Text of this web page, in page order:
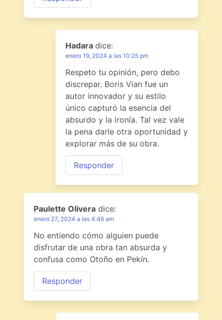
Hadara dice:
enero 19, 2024 a las 10:25 pm
Respeto tu opinión, pero debo
discrepar. Boris Vian fue un
autor innovador y su estilo
único capturó la esencia del
absurdo y la ironía. Tal vez vale
la pena darle otra oportunidad y
explorar más de su obra.
Responder
Paulette Olivera dice:
enero 27, 2024 a las 4:46 am
No entiendo cómo alguien puede
disfrutar de una obra tan absurda y
confusa como Otoño en Pekín.
Responder